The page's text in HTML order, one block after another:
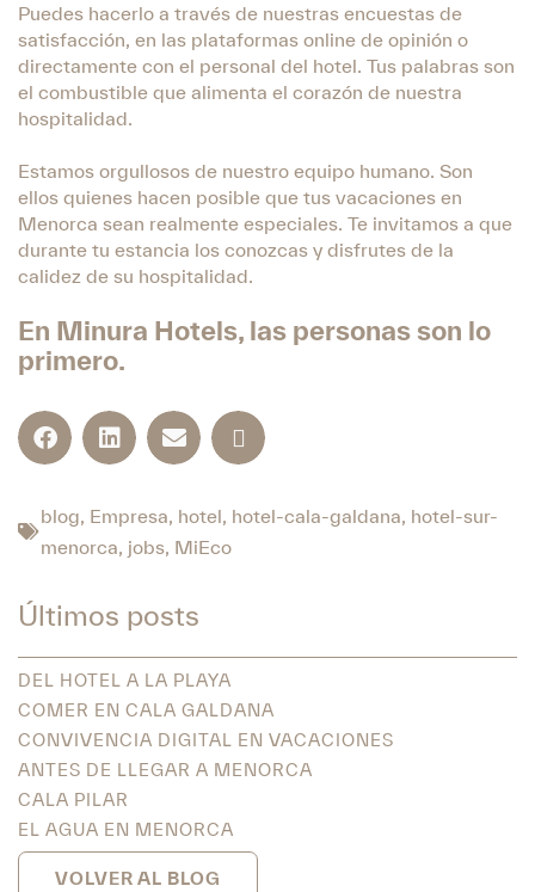
Puedes hacerlo a través de nuestras encuestas de
satisfacción, en las plataformas online de opinión o
directamente con el personal del hotel. Tus palabras son
el combustible que alimenta el corazón de nuestra
hospitalidad.
Estamos orgullosos de nuestro equipo humano. Son
ellos quienes hacen posible que tus vacaciones en
Menorca sean realmente especiales. Te invitamos a que
durante tu estancia los conozcas y disfrutes de la
calidez de su hospitalidad.
En Minura Hotels, las personas son lo
primero.
blog, Empresa, hotel, hotel-cala-galdana, hotel-sur-
menorca, jobs, MiEco
Últimos posts
DEL HOTEL A LA PLAYA
COMER EN CALA GALDANA
CONVIVENCIA DIGITAL EN VACACIONES
ANTES DE LLEGAR A MENORCA
CALA PILAR
EL AGUA EN MENORCA
VOLVER AL BLOG